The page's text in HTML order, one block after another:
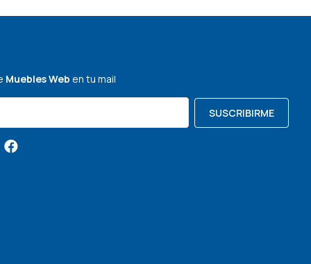
Muebles Web en tu mail
SUSCRIBIRME